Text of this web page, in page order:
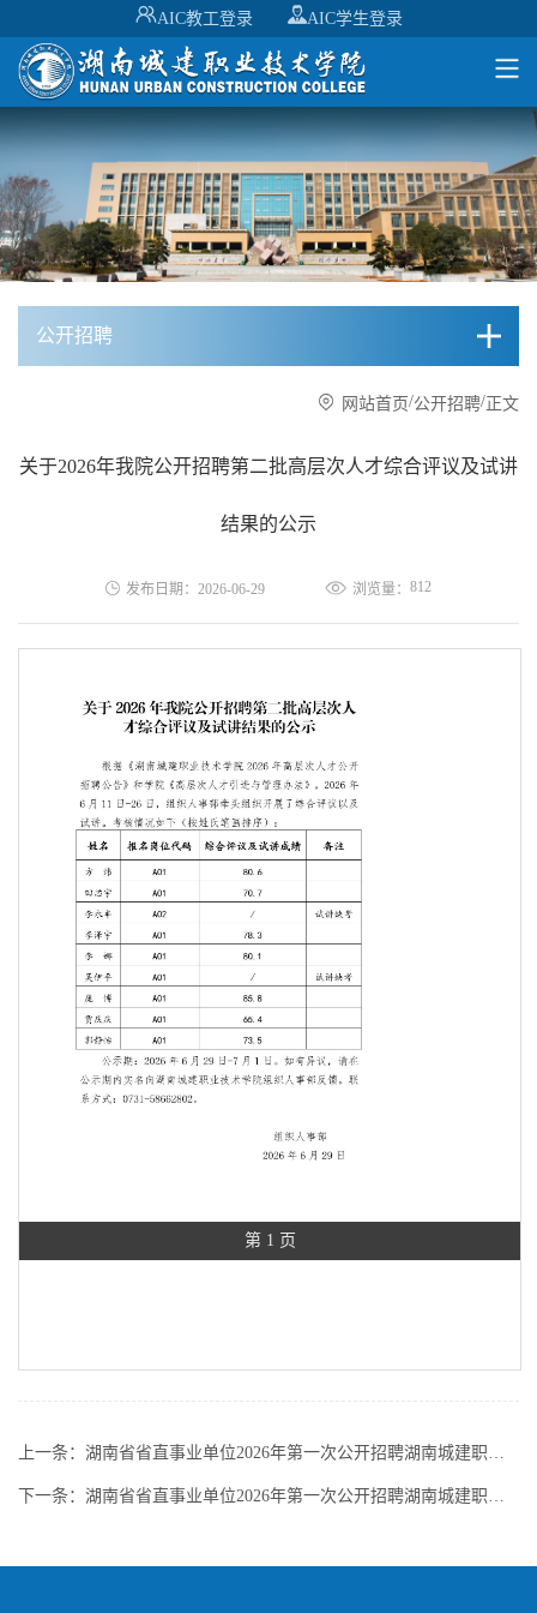
AIC教工登录 AIC学生登录
公开招聘
网站首页/公开招聘/正文
关于2026年我院公开招聘第二批高层次人才综合评议及试讲
结果的公示
发布日期：2026-06-29 浏览量： 812
第 1 页
上一条： 湖南省省直事业单位2026年第一次公开招聘湖南城建职业技术学院辅导员3岗递补入围体检与考察人员的公告
下一条： 湖南省省直事业单位2026年第一次公开招聘湖南城建职业技术学院辅导员6岗递补入围体检、考察人员的公告